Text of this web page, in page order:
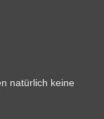
natürlich keine